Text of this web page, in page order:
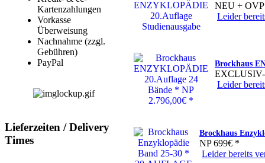
Kartenzahlungen
Vorkasse
Überweisung
Nachnahme (zzgl.
Gebühren)
PayPal
Lieferzeiten / Delivery
Times
NEU +
Leider
Brockhaus
Leider
Brockhaus
NP 699€ *
Leider bereits